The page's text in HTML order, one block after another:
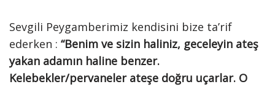
Sevgili Peygamberimiz kendisini bize ta’rif
ederken : “Benim ve sizin haliniz, geceleyin ateş
yakan adamın haline benzer.
Kelebekler/pervaneler ateşe doğru uçarlar. O